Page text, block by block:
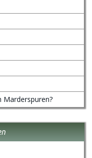
Marderspuren?